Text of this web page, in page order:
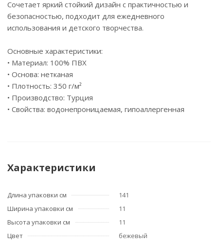
Сочетает яркий стойкий дизайн с практичностью и
безопасностью, подходит для ежедневного
использования и детского творчества.
Основные характеристики:
• Материал: 100% ПВХ
• Основа: нетканая
• Плотность: 350 г/м²
• Производство: Турция
• Свойства: водонепроницаемая, гипоаллергенная
Характеристики
Длина упаковки см
141
Ширина упаковки см
11
Высота упаковки см
11
Цвет
бежевый